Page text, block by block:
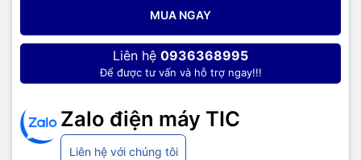
MUA NGAY
Liên hệ 0936368995
Để được tư vấn và hỗ trợ ngay!!!
Zalo điện máy TIC
Liên hệ với chúng tôi
Chú thích: